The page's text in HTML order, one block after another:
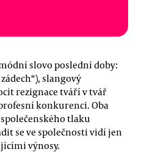
slovo poslední doby:
zádech“), slangový
rezignace tváří v tvář
konkurenci. Oba
tlaku
se ve společnosti vidí jen
výnosy.